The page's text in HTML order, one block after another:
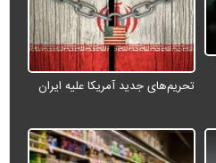
تحریم‌های جدید آمریکا علیه ایران